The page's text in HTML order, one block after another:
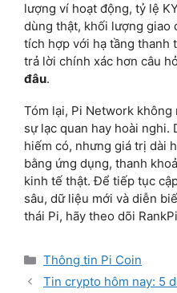
lượng ví hoạt động, tỷ lệ
dùng thật, khối lượng giao
tích hợp với hạ tầng thanh
trả lời chính xác hơn câu
đâu.
Tóm lại, Pi Network
sự lạc quan hay hoài nghi.
hiếm có, nhưng giá trị dài
bằng ứng dụng, thanh
kinh tế thật. Để tiếp tục
sâu, dữ liệu mới và diễn
thái Pi, hãy theo dõi
Categories
Thông tin Pi Coin
Tin crypto hôm nay: 5